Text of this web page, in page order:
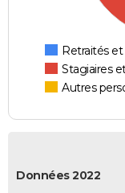
Retraités et
Stagiaires
Autres
Données 2022